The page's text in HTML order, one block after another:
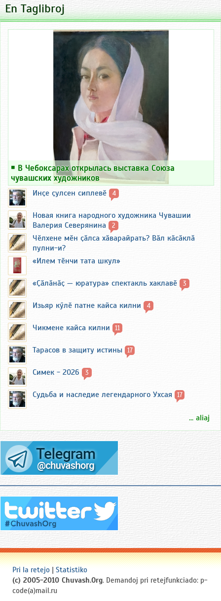
En Taglibroj
￭ В Чебоксарах открылась выставка Союза
чувашских художников
Инҫе ҫулсен сиплевӗ 4
Новая книга народного художника Чувашии
Валерия Северянина
2
Чӗлхене мӗн ҫӑлса хӑварайрать? Вӑл кӑсӑклӑ
пулни-и?
«Илем тӗнчи тата шкул»
«Ҫӑлӑнӑҫ — юратура» спектакль хаклавӗ 3
Изьяр кӳлӗ патне кайса килни 4
Чикмене кайса килни 11
Тарасов в защиту истины 17
Симек - 2026 3
Судьба и наследие легендарного Ухсая 17
... aliaj
Pri la retejo | Statistiko
(c) 2005-2010 Chuvash.Org. Demandoj pri retejfunkciado: p-
code(a)mail.ru